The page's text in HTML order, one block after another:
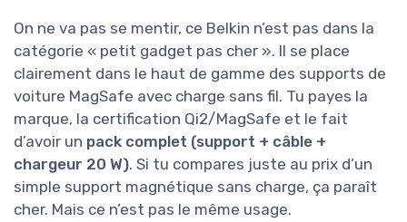
On ne va pas se mentir, ce Belkin n’est pas dans la
catégorie « petit gadget pas cher ». Il se place
clairement dans le haut de gamme des supports de
voiture MagSafe avec charge sans fil. Tu payes la
marque, la certification Qi2/MagSafe et le fait
d’avoir un pack complet (support + câble +
chargeur 20 W). Si tu compares juste au prix d’un
simple support magnétique sans charge, ça paraît
cher. Mais ce n’est pas le même usage.